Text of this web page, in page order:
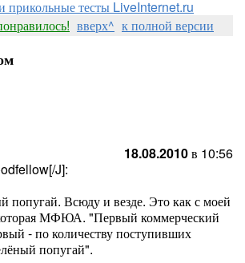
прикольные тесты LiveInternet.ru
вверх^ к полной версии
18.08.2010в 10:56
J]:
попугай. Всюду и везде. Это как с моей
МФЮА. "Первый коммерческий
- по количеству поступивших
попугай".